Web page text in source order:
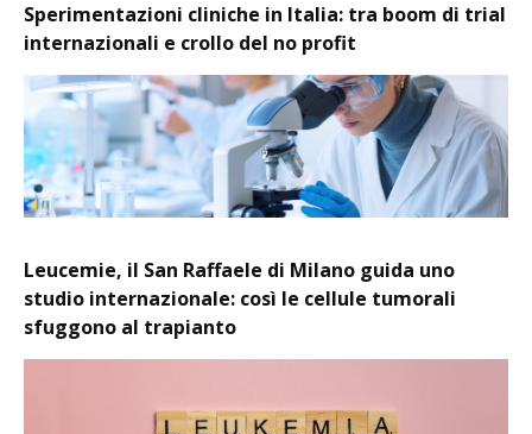
Sperimentazioni cliniche in Italia: tra boom di trial
internazionali e crollo del no profit
Leucemie, il San Raffaele di Milano guida uno
studio internazionale: così le cellule tumorali
sfuggono al trapianto